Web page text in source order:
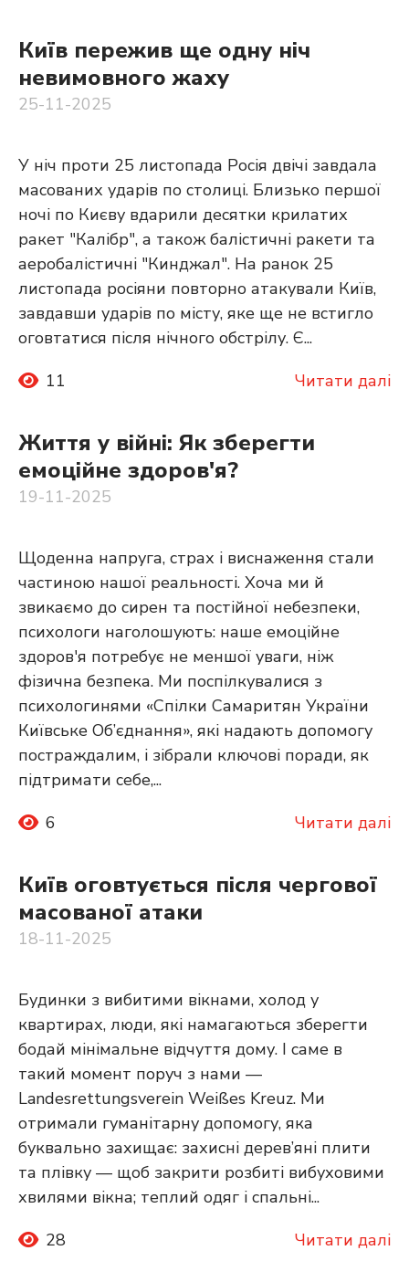
Київ пережив ще одну ніч
невимовного жаху
25-11-2025
У ніч проти 25 листопада Росія двічі завдала
масованих ударів по столиці. Близько першої
ночі по Києву вдарили десятки крилатих
ракет "Калібр", а також балістичні ракети та
аеробалістичні "Кинджал". На ранок 25
листопада росіяни повторно атакували Київ,
завдавши ударів по місту, яке ще не встигло
оговтатися після нічного обстрілу. Є...
11
Читати далі
Життя у війні: Як зберегти
емоційне здоров'я?
19-11-2025
Щоденна напруга, страх і виснаження стали
частиною нашої реальності. Хоча ми й
звикаємо до сирен та постійної небезпеки,
психологи наголошують: наше емоційне
здоров'я потребує не меншої уваги, ніж
фізична безпека. Ми поспілкувалися з
психологинями «Спілки Самаритян України
Київське Об’єднання», які надають допомогу
постраждалим, і зібрали ключові поради, як
підтримати себе,...
6
Читати далі
Київ оговтується після чергової
масованої атаки
18-11-2025
Будинки з вибитими вікнами, холод у
квартирах, люди, які намагаються зберегти
бодай мінімальне відчуття дому. І саме в
такий момент поруч з нами —
Landesrettungsverein Weißes Kreuz. Ми
отримали гуманітарну допомогу, яка
буквально захищає: захисні дерев’яні плити
та плівку — щоб закрити розбиті вибуховими
хвилями вікна; теплий одяг і спальні...
28
Читати далі